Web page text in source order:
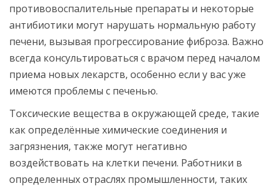
противовоспалительные препараты и некоторые
антибиотики могут нарушать нормальную работу
печени, вызывая прогрессирование фиброза. Важно
всегда консультироваться с врачом перед началом
приема новых лекарств, особенно если у вас уже
имеются проблемы с печенью.
Токсические вещества в окружающей среде, такие
как определённые химические соединения и
загрязнения, также могут негативно
воздействовать на клетки печени. Работники в
определенных отраслях промышленности, таких